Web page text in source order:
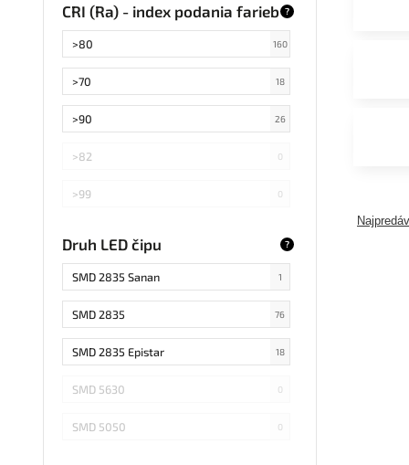
CRI (Ra) - index podania farieb ?
>80 160
>70 18
>90 26
>82 0
>99 0
Záleží od použitej žiarovky
Druh LED čipu ?
SMD 2835 Sanan 1
SMD 2835 76
SMD 2835 Epistar 18
SMD 5630 0
SMD 5050 0